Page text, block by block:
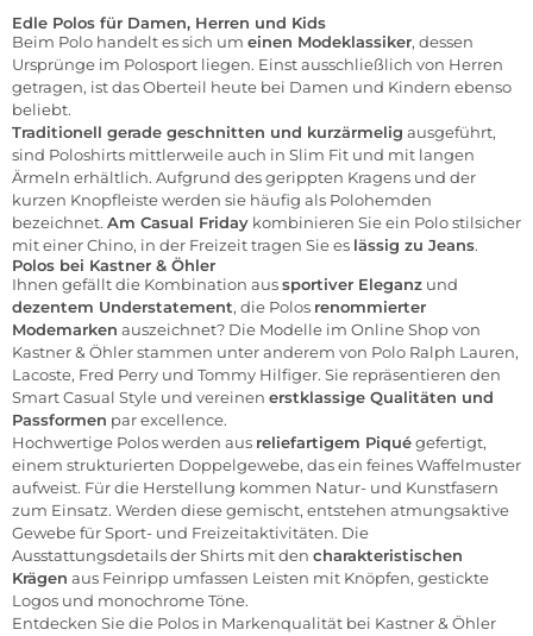
Edle Polos für Damen, Herren und Kids
Beim Polo handelt es sich um einen Modeklassiker, dessen
Ursprünge im Polosport liegen. Einst ausschließlich von Herren
getragen, ist das Oberteil heute bei Damen und Kindern ebenso
beliebt.
Traditionell gerade geschnitten und kurzärmelig ausgeführt,
sind Poloshirts mittlerweile auch in Slim Fit und mit langen
Ärmeln erhältlich. Aufgrund des gerippten Kragens und der
kurzen Knopfleiste werden sie häufig als Polohemden
bezeichnet. Am Casual Friday kombinieren Sie ein Polo stilsicher
mit einer Chino, in der Freizeit tragen Sie es lässig zu Jeans.
Polos bei Kastner & Öhler
Ihnen gefällt die Kombination aussportiver Eleganz und
dezentem Understatement, die Polos renommierter
Modemarken auszeichnet? Die Modelle im Online Shop von
Kastner & Öhler stammen unter anderem von Polo Ralph Lauren,
Lacoste, Fred Perry und Tommy Hilfiger. Sie repräsentieren den
Smart Casual Style und vereinen erstklassige Qualitäten und
Passformen par excellence.
Hochwertige Polos werden aus reliefartigem Piquégefertigt,
einem strukturierten Doppelgewebe, das ein feines Waffelmuster
aufweist. Für die Herstellung kommen Natur- und Kunstfasern
zum Einsatz. Werden diese gemischt, entstehen atmungsaktive
Gewebe für Sport- und Freizeitaktivitäten. Die
Ausstattungsdetails der Shirts mit den charakteristischen
Krägen aus Feinripp umfassen Leisten mit Knöpfen, gestickte
Logos und monochrome Töne.
Entdecken Sie die Polos in Markenqualität bei Kastner & Öhler